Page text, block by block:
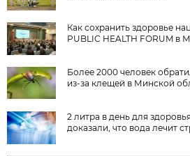
Как сохранить здоровье
PUBLIC HEALTH FORUM в
Более 2000 человек
из-за клещей в Минской
2 литра в день для
доказали, что вода лечит